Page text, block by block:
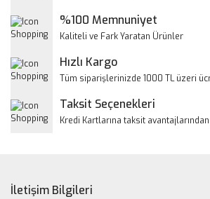
Ürün bilgilerinde hatalar bulunuyor.
Bu ürüne benzer farklı alternatifler
%100 Memnuniyet
Kaliteli ve Fark Yaratan Ürünler
Hızlı Kargo
Tüm siparişlerinizde 1000 TL üzeri
Taksit Seçenekleri
Kredi Kartlarına taksit
İletişim Bilgileri